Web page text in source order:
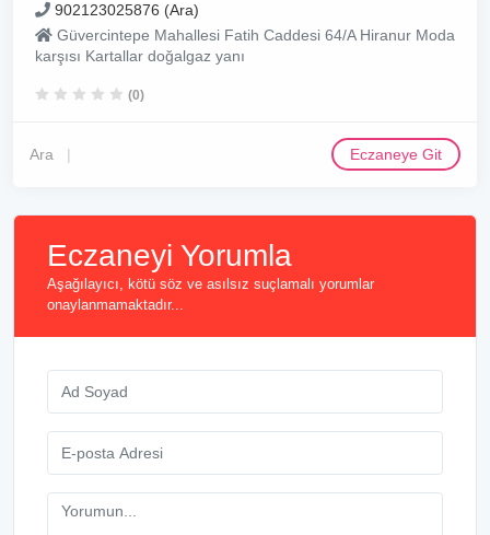
902123025876 (Ara)
Güvercintepe Mahallesi Fatih Caddesi 64/A Hiranur Moda
karşısı Kartallar doğalgaz yanı
(0)
Ara Eczaneye Git
Eczaneyi Yorumla
Aşağılayıcı, kötü söz ve asılsız suçlamalı yorumlar
onaylanmamaktadır...